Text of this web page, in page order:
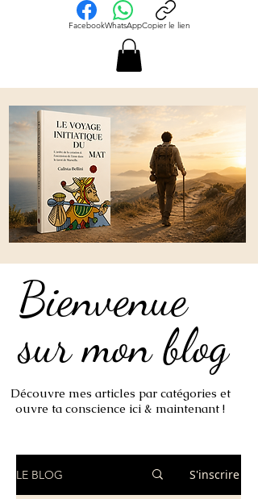
FacebookWhatsAppCopier le lien
Bienvenue
sur mon blog
Bienvenue
sur mon blog
Découvre mes articles par catégories et
ouvre ta conscience ici & maintenant !
LE BLOG S'inscrire